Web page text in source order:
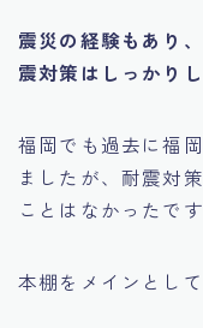
震災の経験もあり
震対策はしっかりし
福岡でも過去に福
ましたが、耐震対
ことはなかったです
本棚をメインとし